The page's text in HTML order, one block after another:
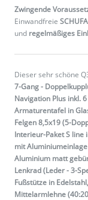
Zwingende
Einwandfreie
und regelmäßiges
Dieser sehr schöne
7-Gang -
Navigation Plus inkl.
Armaturentafel in
Felgen 8,5x19 (5-
Interieur-Paket S line
mit
Aluminium matt
Lenkrad (Leder - 3-
Fußstütze in
Mittelarmlehne